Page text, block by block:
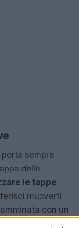
sempre
delle
le tappe
muoverti
con un